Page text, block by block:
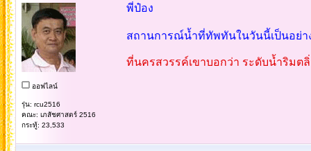
ออฟไลน์
รุ่น: rcu2516
คณะ: เภสัชศาสตร์ 2516
กระทู้: 23,533
พี่ป๋อง
สถานการณ์น้ำที่ทัพทันในวันนี้เป็นอย่า
ที่นครสวรรค์เขาบอกว่า ระดับน้ำริมต